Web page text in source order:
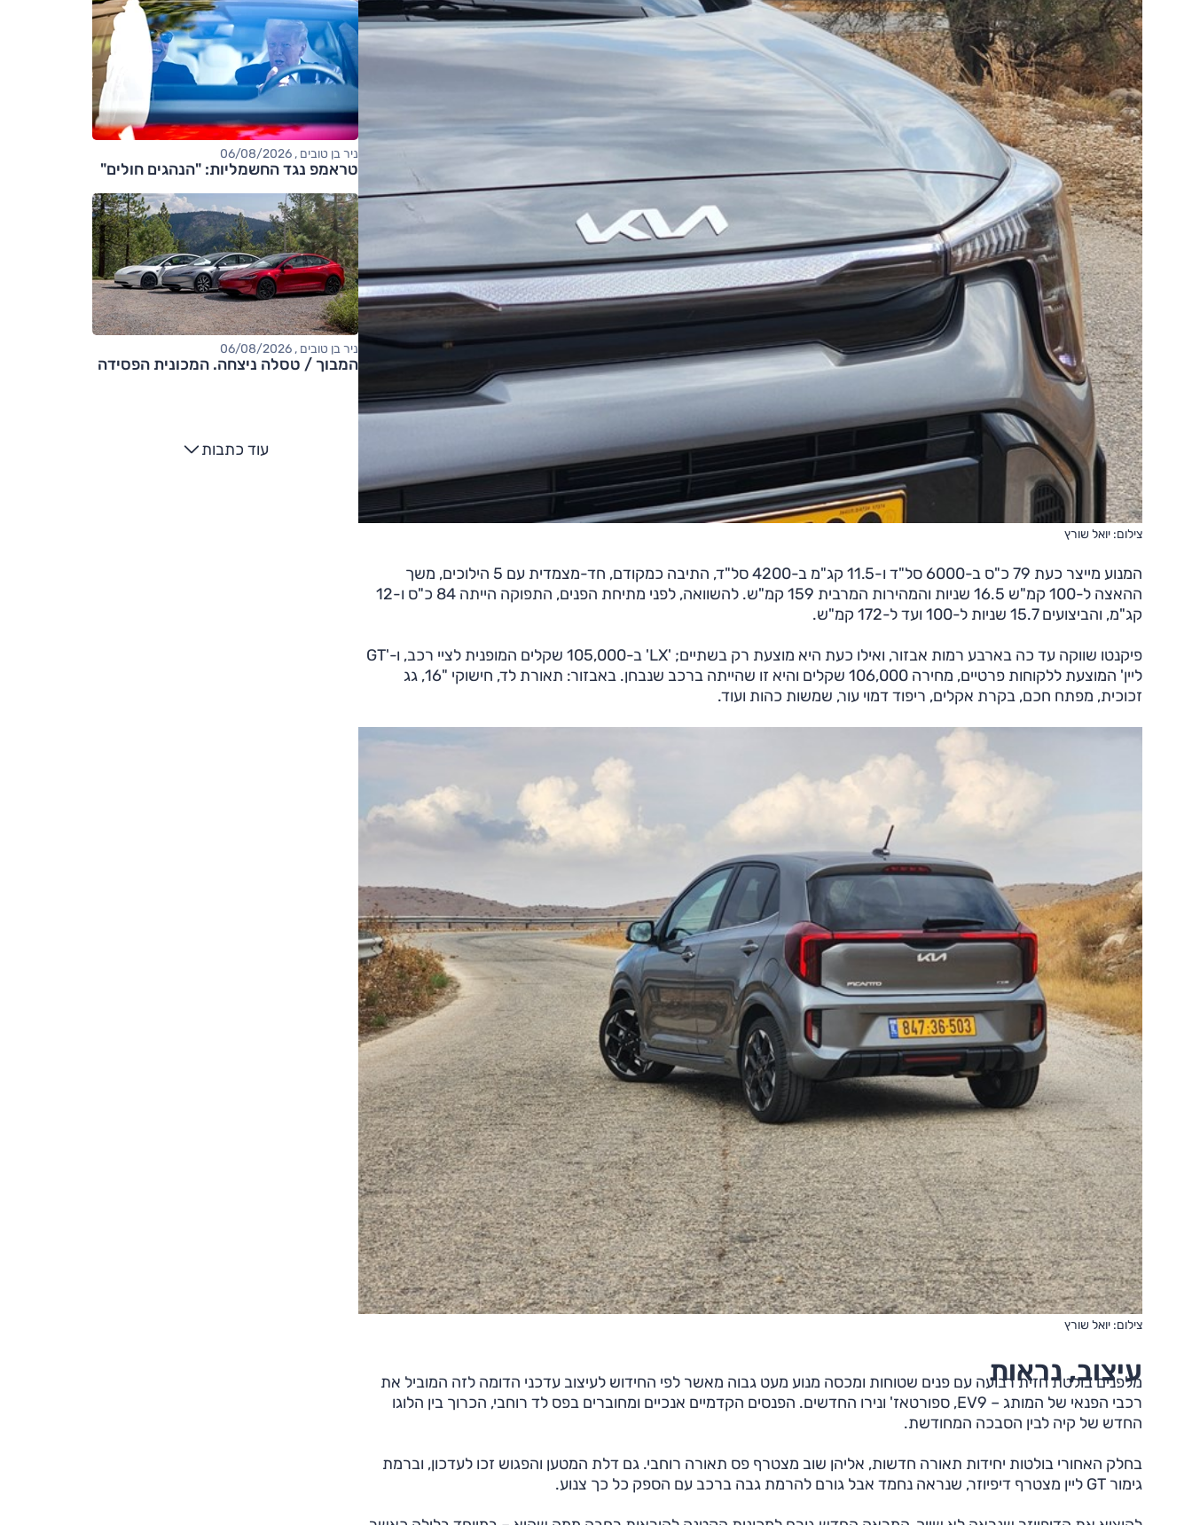
צילום: יואל שורץ
המנוע מייצר כעת 79 כ"ס ב-6000 סל"ד ו-11.5 קג"מ ב-4200 סל"ד, התיבה כמקודם, חד-מצמדית עם 5 הילוכים, משך
ההאצה ל-100 קמ"ש 16.5 שניות והמהירות המרבית 159 קמ"ש. להשוואה, לפני מתיחת הפנים, התפוקה הייתה 84 כ"ס ו-12
קג"מ, והביצועים 15.7 שניות ל-100 ועד ל-172 קמ"ש.
פיקנטו שווקה עד כה בארבע רמות אבזור, ואילו כעת היא מוצעת רק בשתיים; 'LX' ב-105,000 שקלים המופנית לציי רכב, ו-'GT
ליין' המוצעת ללקוחות פרטיים, מחירה 106,000 שקלים והיא זו שהייתה ברכב שנבחן. באבזור: תאורת לד, חישוקי "16, גג
זכוכית, מפתח חכם, בקרת אקלים, ריפוד דמוי עור, שמשות כהות ועוד.
צילום: יואל שורץ
עיצוב, נראות
מלפנים בולטת חזית רבועה עם פנים שטוחות ומכסה מנוע מעט גבוה מאשר לפי החידוש לעיצוב עדכני הדומה לזה המוביל את
רכבי הפנאי של המותג – EV9, ספורטאז' ונירו החדשים. הפנסים הקדמיים אנכיים ומחוברים בפס לד רוחבי, הכרוך בין הלוגו
החדש של קיה לבין הסבכה המחודשת.
בחלק האחורי בולטות יחידות תאורה חדשות, אליהן שוב מצטרף פס תאורה רוחבי. גם דלת המטען והפגוש זכו לעדכון, וברמת
גימור GT ליין מצטרף דיפיוזר, שנראה נחמד אבל גורם להרמת גבה ברכב עם הספק כל כך צנוע.
ניר בן טובים , 06/08/2026
טראמפ נגד החשמליות: "הנהגים חולים"
ניר בן טובים , 06/08/2026
המבוך / טסלה ניצחה. המכונית הפסידה
עוד כתבות